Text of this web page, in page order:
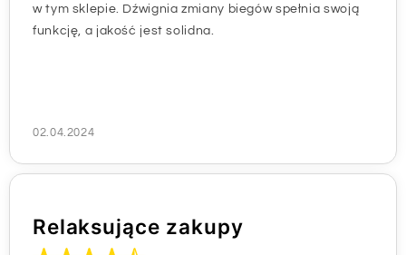
w tym sklepie. Dźwignia zmiany biegów spełnia swoją
funkcję, a jakość jest solidna.
02.04.2024
Relaksujące zakupy